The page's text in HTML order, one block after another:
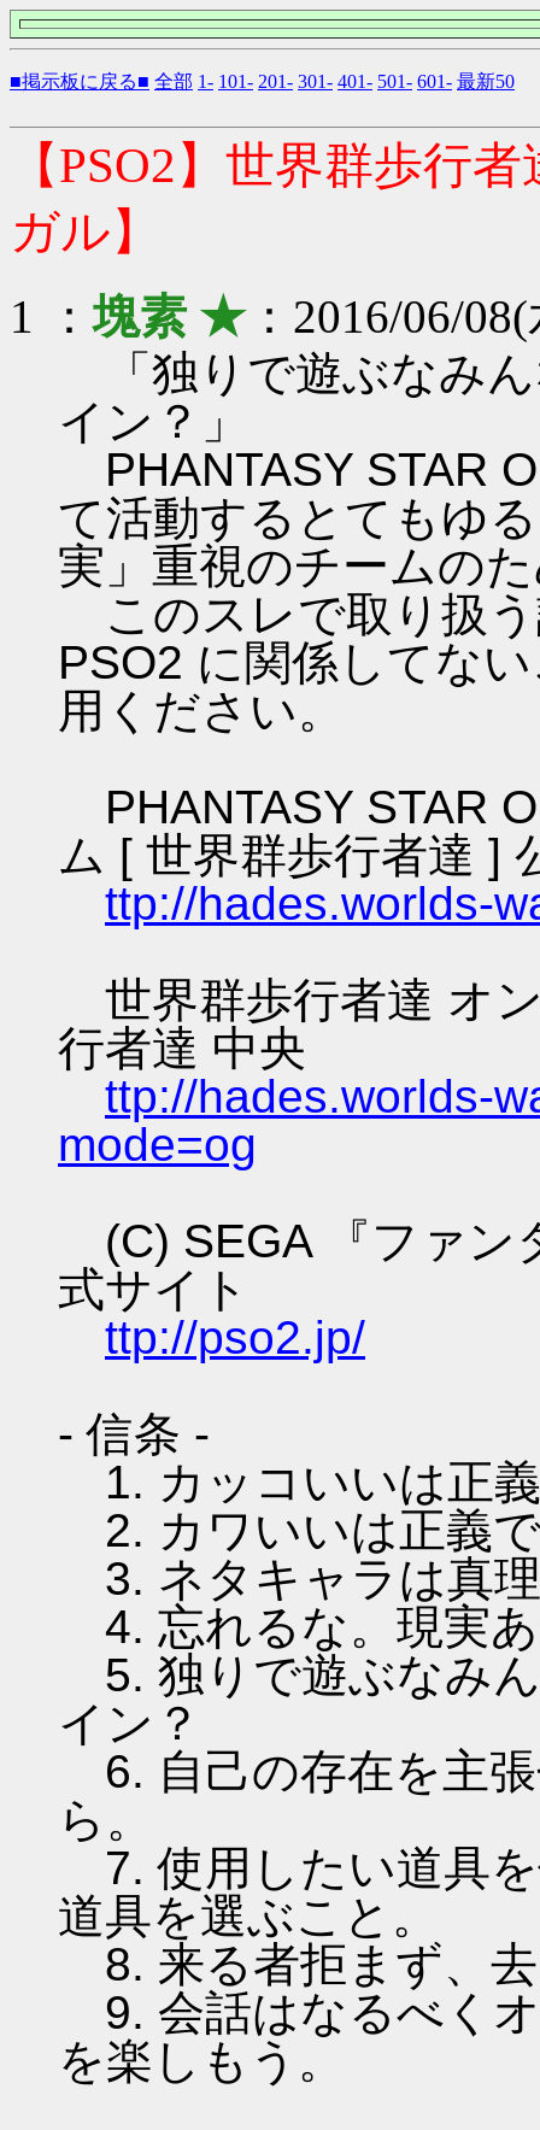
■掲示板に戻る■ 全部 1- 101- 201- 301- 401- 501- 601- 最新50
【PSO2】世界群歩行
ガル】
1 ：塊素 ★：2016/06/
「独りで遊ぶなみ
イン？」
PHANTASY STAR
て活動するとてもゆ
実」重視のチームの
このスレで取り扱
PSO2 に関係してな
用ください。
PHANTASY STAR
ム [ 世界群歩行者達 ]
ttp://hades.worlds-
世界群歩行者達 オ
行者達 中央
ttp://hades.worlds-
mode=og
(C) SEGA 『ファン
式サイト
ttp://pso2.jp/
- 信条 -
1. カッコいいは正
2. カワいいは正義
3. ネタキャラは真
4. 忘れるな。現実
5. 独りで遊ぶなみ
イン？
6. 自己の存在を主
ら。
7. 使用したい道具
道具を選ぶこと。
8. 来る者拒まず、
9. 会話はなるべく
を楽しもう。